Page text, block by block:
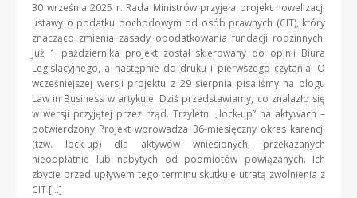
30 września 2025 r. Rada Ministrów przyjęła projekt nowelizacji
ustawy o podatku dochodowym od osób prawnych (CIT), który
znacząco zmienia zasady opodatkowania fundacji rodzinnych.
Już 1 października projekt został skierowany do opinii Biura
Legislacyjnego, a następnie do druku i pierwszego czytania. O
wcześniejszej wersji projektu z 29 sierpnia pisaliśmy na blogu
Law in Business w artykule. Dziś przedstawiamy, co znalazło się
w wersji przyjętej przez rząd. Trzyletni „lock-up” na aktywach –
potwierdzony Projekt wprowadza 36-miesięczny okres karencji
(tzw. lock-up) dla aktywów wniesionych, przekazanych
nieodpłatnie lub nabytych od podmiotów powiązanych. Ich
zbycie przed upływem tego terminu skutkuje utratą zwolnienia z
CIT […]